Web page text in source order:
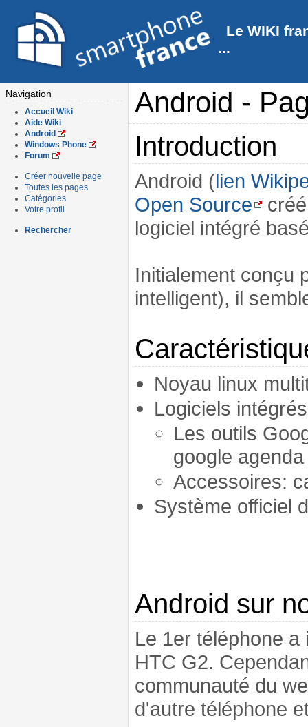
Le WIKI
...
Navigation
Accueil Wiki
Aide Wiki
Android
Windows Phone
Forum
Créer nouvelle page
Toutes les pages
Catégories
Votre profil
Rechercher
Android -
Introduction
Android (lien
Open Source
logiciel intégré
Initialement conçu
intelligent), il
Noyau linux
Logiciels
Les outils
google agenda
Accessoires:
Système officiel
Android sur
Le 1er téléphone
HTC G2.
communauté du
d'autre téléphone